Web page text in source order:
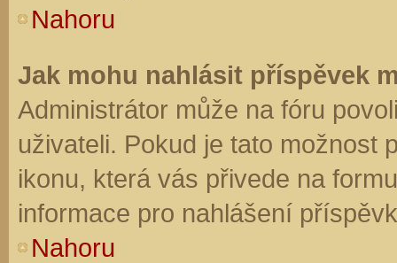
Nahoru
Jak mohu nahlásit příspěvek
Administrátor může na fóru
uživateli. Pokud je tato možnost
ikonu, která vás přivede na
informace pro nahlášení
Nahoru